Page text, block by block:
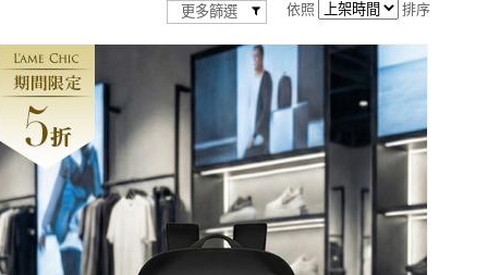
更多篩選 依照 排序